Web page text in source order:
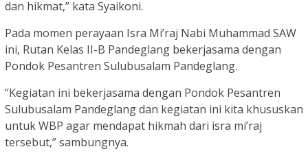
dan hikmat,” kata Syaikoni.
Pada momen perayaan Isra Mi’raj Nabi Muhammad SAW
ini, Rutan Kelas II-B Pandeglang bekerjasama dengan
Pondok Pesantren Sulubusalam Pandeglang.
“Kegiatan ini bekerjasama dengan Pondok Pesantren
Sulubusalam Pandeglang dan kegiatan ini kita khususkan
untuk WBP agar mendapat hikmah dari isra mi’raj
tersebut,” sambungnya.